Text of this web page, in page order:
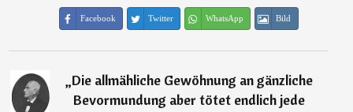
Facebook Twitter WhatsApp Bild
„Die allmähliche Gewöhnung an gänzliche
Bevormundung aber tötet endlich jede